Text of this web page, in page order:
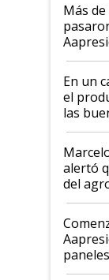
Más
suelo
En un
el
las
agro
"Los
alertó
del
"No es
las
años"
todas